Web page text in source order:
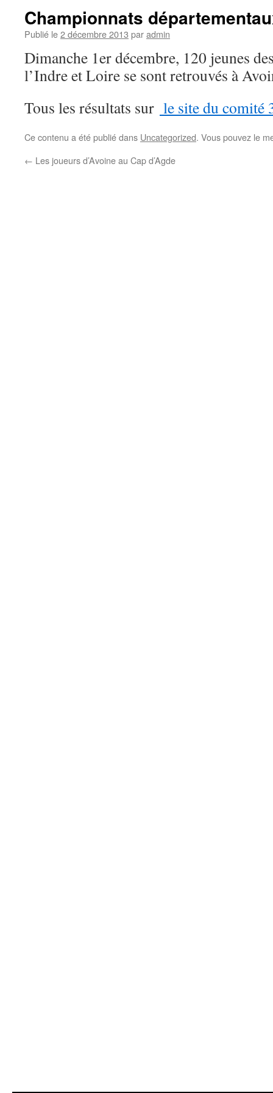
Championnats
Publié le2 décembre 2013 paradmin
Dimanche 1er décembre, 120 jeunes
l’Indre et Loire se sont retrouvés à
Tous les résultats sur le site du comité
Ce contenu a été publié dans Uncategorized. Vous pouvez le
← Les joueurs d’Avoine au Cap d’Agde